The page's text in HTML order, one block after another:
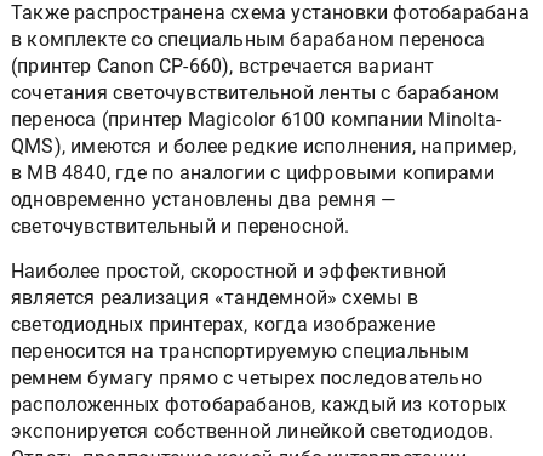
Также распространена схема установки фотобарабана
в комплекте со специальным барабаном переноса
(принтер Canon CP-660), встречается вариант
сочетания светочувствительной ленты с барабаном
переноса (принтер Magicolor 6100 компании Minolta-
QMS), имеются и более редкие исполнения, например,
в MB 4840, где по аналогии с цифровыми копирами
одновременно установлены два ремня —
светочувствительный и переносной.
Наиболее простой, скоростной и эффективной
является реализация «тандемной» схемы в
светодиодных принтерах, когда изображение
переносится на транспортируемую специальным
ремнем бумагу прямо с четырех последовательно
расположенных фотобарабанов, каждый из которых
экспонируется собственной линейкой светодиодов.